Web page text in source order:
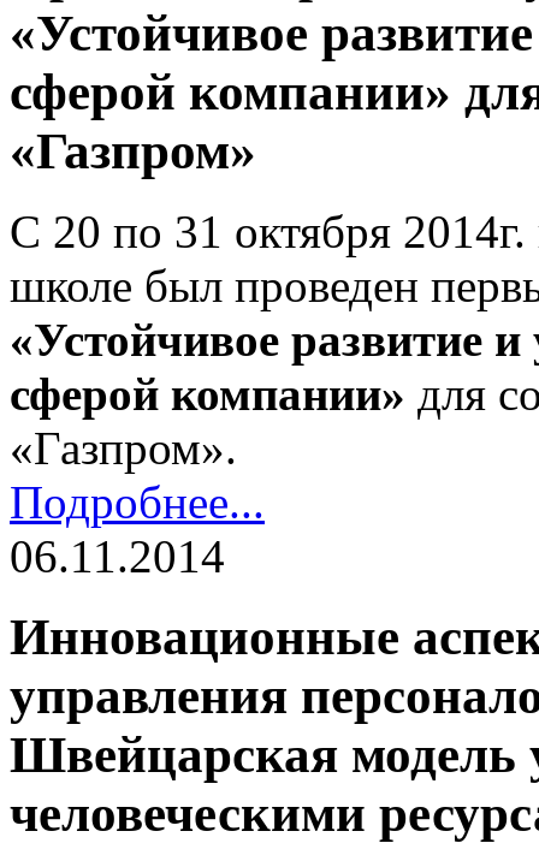
«Устойчивое
сферой компании»
«Газпром»
С 20 по 31 октября
школе был проведен
«Устойчивое развитие
сферой компании» для
«Газпром».
Подробнее...
06.11.2014
Инновационные
управления
Швейцарская модель
человеческими